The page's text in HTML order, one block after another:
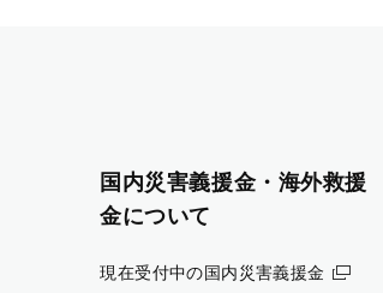
国内災害義援金・海外救援
金について
現在受付中の国内災害義援金